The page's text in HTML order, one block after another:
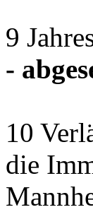
9
-
10
die